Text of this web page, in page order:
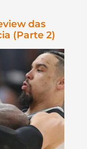
das
(Parte 2)